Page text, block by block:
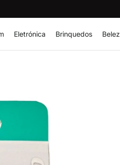
Eletrónica Brinquedos